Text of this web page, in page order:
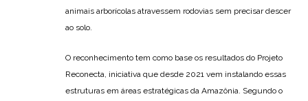
animais arborícolas atravessem rodovias sem precisar descer
ao solo.
O reconhecimento tem como base os resultados do Projeto
Reconecta, iniciativa que desde 2021 vem instalando essas
estruturas em áreas estratégicas da Amazônia. Segundo o